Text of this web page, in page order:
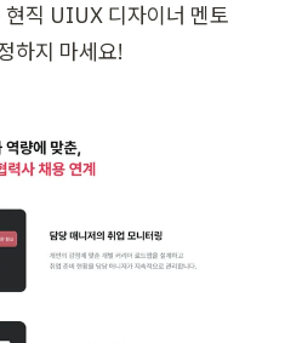
직 UIUX 디자이너 멘토
하지 마세요!